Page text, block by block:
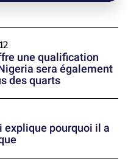
une qualification
sera également
des quarts
explique pourquoi il a